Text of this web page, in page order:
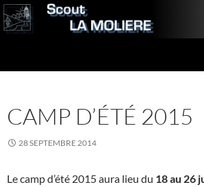
Aller
au
CAMP D’ÉTÉ 2015
28 SEPTEMBRE 2014
Le camp d’été 2015 aura lieu du 18 au 26